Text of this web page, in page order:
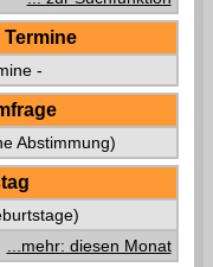
Termine
-
Abstimmung)
...mehr: diesen Monat